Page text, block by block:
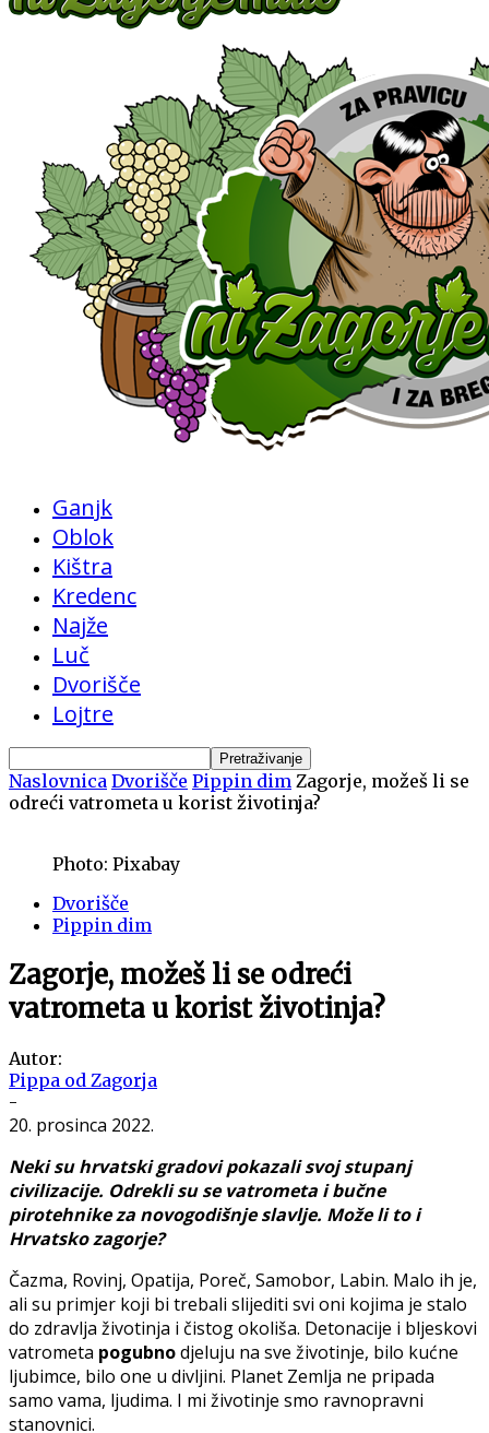
Ganjk
Oblok
Kištra
Kredenc
Najže
Luč
Dvorišče
Lojtre
Naslovnica Dvorišče Pippin dim Zagorje, možeš li se
odreći vatrometa u korist životinja?
Photo: Pixabay
Dvorišče
Pippin dim
Zagorje, možeš li se odreći
vatrometa u korist životinja?
Autor:
Pippa od Zagorja
-
20. prosinca 2022.
Neki su hrvatski gradovi pokazali svoj stupanj
civilizacije. Odrekli su se vatrometa i bučne
pirotehnike za novogodišnje slavlje. Može li to i
Hrvatsko zagorje?
Čazma, Rovinj, Opatija, Poreč, Samobor, Labin. Malo ih je,
ali su primjer koji bi trebali slijediti svi oni kojima je stalo
do zdravlja životinja i čistog okoliša. Detonacije i bljeskovi
vatrometa pogubnodjeluju na sve životinje, bilo kućne
ljubimce, bilo one u divljini. Planet Zemlja ne pripada
samo vama, ljudima. I mi životinje smo ravnopravni
stanovnici.